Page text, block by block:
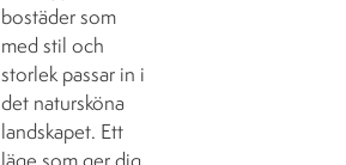
bostäder som
med stil och
storlek passar in i
det natursköna
landskapet. Ett